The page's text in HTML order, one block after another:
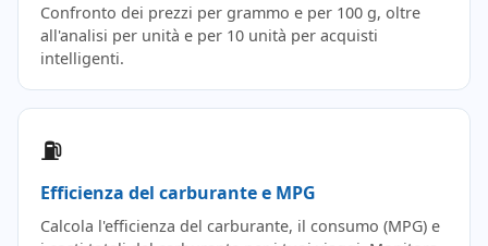
Confronto dei prezzi per grammo e per 100 g, oltre
all'analisi per unità e per 10 unità per acquisti
intelligenti.
⛽
Efficienza del carburante e MPG
Calcola l'efficienza del carburante, il consumo (MPG) e